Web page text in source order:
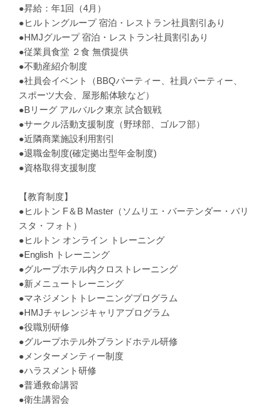
●昇給：年1回（4月）
●ヒルトングループ 宿泊・レストラン社員割引あり
●HMJグループ 宿泊・レストラン社員割引あり
●従業員食堂 ２食 無償提供
●不動産紹介制度
●社員会イベント（BBQパーティー、社員パーティー、
スポーツ大会、屋形船体験など）
●Bリーグ アルバルク東京 試合観戦
●サークル活動支援制度（野球部、ゴルフ部）
●近隣商業施設利用割引
●退職金制度(確定拠出型年金制度)
●資格取得支援制度
【教育制度】
●ヒルトン F＆B Master（ソムリエ・バーテンダー・バリ
スタ・フォト）
●ヒルトン オンライン トレーニング
●English トレーニング
●グループホテル内クロストレーニング
●新メニュートレーニング
●マネジメントトレーニングプログラム
●HMJチャレンジキャリアプログラム
●役職別研修
●グループホテル外ブランドホテル研修
●メンターメンティー制度
●ハラスメント研修
●普通救命講習
●衛生講習会